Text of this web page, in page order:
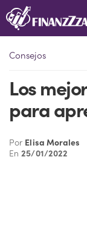
Saltar
al
Consejos
Los
para
Por Elisa Morales
En25/01/2022